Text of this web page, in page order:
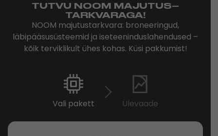
TUTVU NOOM MAJUTUS–
TARKVARAGA!
NOOM majutustarkvara: broneeringud,
läbipääsusüsteemid ja iseteeninduslahendused –
kõik terviklikult ühes kohas. Küsi pakkumist!
Vali pakett Ülevaade